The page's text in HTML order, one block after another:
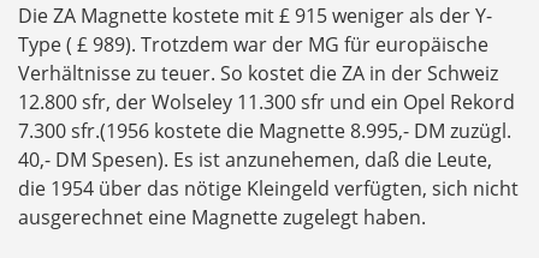
Die ZA Magnette kostete mit £ 915 weniger als der Y-
Type ( £ 989). Trotzdem war der MG für europäische
Verhältnisse zu teuer. So kostet die ZA in der Schweiz
12.800 sfr, der Wolseley 11.300 sfr und ein Opel Rekord
7.300 sfr.(1956 kostete die Magnette 8.995,- DM zuzügl.
40,- DM Spesen). Es ist anzunehemen, daß die Leute,
die 1954 über das nötige Kleingeld verfügten, sich nicht
ausgerechnet eine Magnette zugelegt haben.